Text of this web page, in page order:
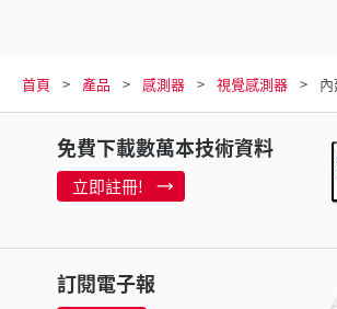
首頁 產品 感測器 視覺感測器
免費下載數萬本技術資料
立即註冊!
訂閱電子報